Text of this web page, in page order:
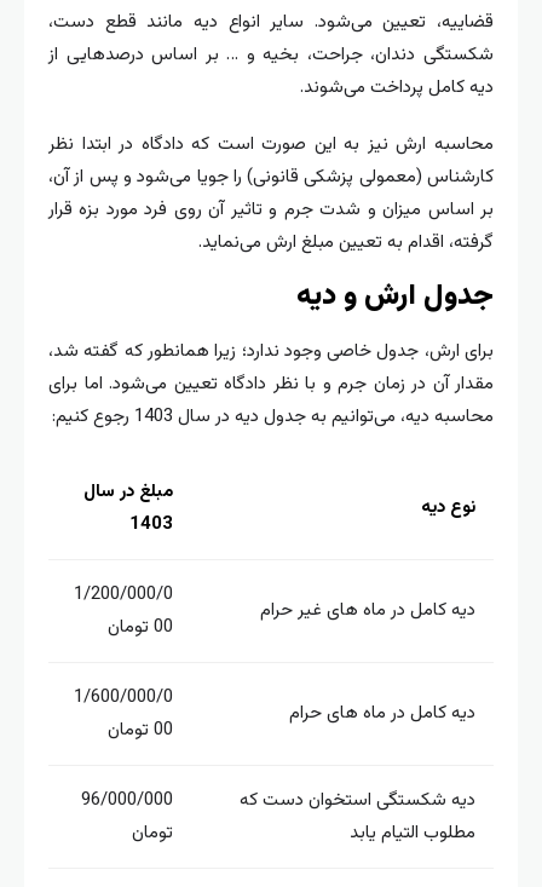
قضاییه، تعیین می‌شود. سایر انواع دیه مانند قطع دست،
شکستگی دندان، جراحت، بخیه و … بر اساس درصدهایی از
دیه کامل پرداخت می‌شوند.
محاسبه ارش نیز به این صورت است که دادگاه در ابتدا نظر
کارشناس (معمولی پزشکی قانونی) را جویا می‌شود و پس از آن،
بر اساس میزان و شدت جرم و تاثیر آن روی فرد مورد بزه قرار
گرفته، اقدام به تعیین مبلغ ارش می‌نماید.
جدول ارش و دیه
برای ارش، جدول خاصی وجود ندارد؛ زیرا همانطور که گفته شد،
مقدار آن در زمان جرم و با نظر دادگاه تعیین می‌شود. اما برای
محاسبه دیه، می‌توانیم به جدول دیه در سال 1403 رجوع کنیم:
نوع دیه
مبلغ در سال
1403
دیه کامل در ماه های غیر حرام
1/200/000/0
00 تومان
دیه کامل در ماه های حرام
1/600/000/0
00 تومان
دیه شکستگی استخوان دست که
مطلوب التیام یابد
96/000/000
تومان